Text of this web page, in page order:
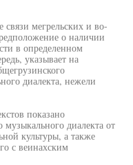
мегрельских и во-
о наличии
в определенном
указывает на
диалекта, нежели
показано
диалекта от
культуры, а также
с веинахским